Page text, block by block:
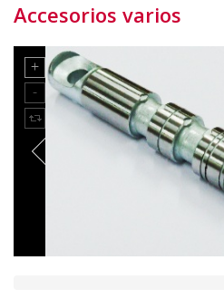
Accesorios varios